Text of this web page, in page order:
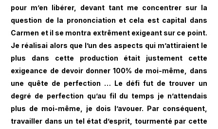
pour m’en libérer, devant tant me concentrer sur la
question de la prononciation et cela est capital dans
Carmen et il se montra extrêment exigeant sur ce point.
Je réalisai alors que l’un des aspects qui m’attiraient le
plus dans cette production était justement cette
exigeance de devoir donner 100% de moi-même, dans
une quête de perfection … Le défi fut de trouver un
degré de perfection qu’au fil du temps je n’attendais
plus de moi-même, je dois l’avouer. Par conséquent,
travailler dans un tel état d’esprit, tourmenté par cette